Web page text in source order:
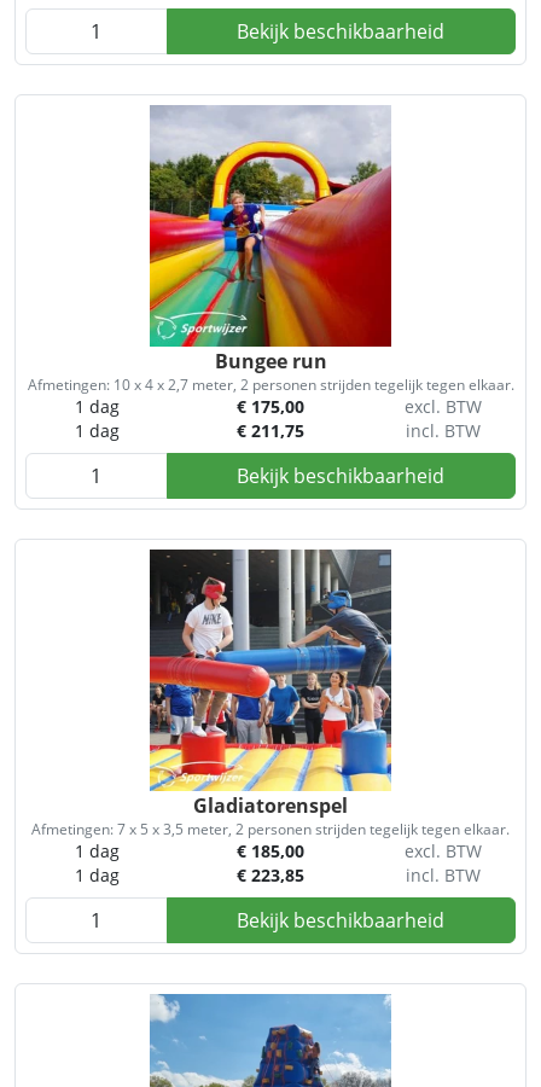
Bekijk beschikbaarheid
Bungee run
1 dag € 175,00
excl. BTW
1 dag
€ 211,75 incl. BTW
Afmetingen: 10 x 4 x 2,7 meter, 2 personen strijden tegelijk tegen elkaar.
Bekijk beschikbaarheid
Gladiatorenspel
1 dag € 185,00
excl. BTW
1 dag
€ 223,85 incl. BTW
Afmetingen: 7 x 5 x 3,5 meter, 2 personen strijden tegelijk tegen elkaar.
Bekijk beschikbaarheid